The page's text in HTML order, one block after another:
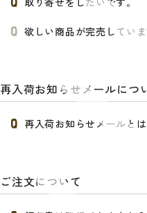
欲しい商品が完売していま
再入荷お知らせメールにつ
再入荷お知らせメールと
ご注文について